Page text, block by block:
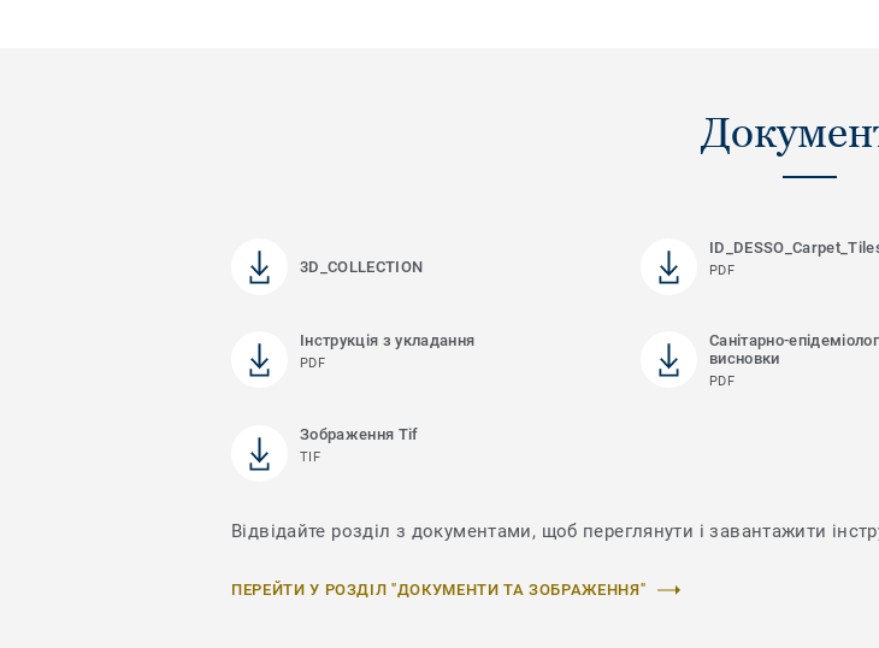
3D_COLLECTION PDF
Інструкція з укладання
PDF
Санітарно-
висновки
PDF
Зображення Tif
TIF
Відвідайте розділ з документами, щоб переглянути і завантажити
ПЕРЕЙТИ У РОЗДІЛ "ДОКУМЕНТИ ТА ЗОБРАЖЕННЯ"